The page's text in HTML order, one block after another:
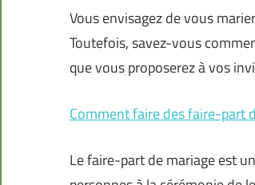
Vous envisagez de vous
Toutefois, savez-vous
que vous proposerez à vos
Comment faire des faire-part
Le faire-part de mariage est